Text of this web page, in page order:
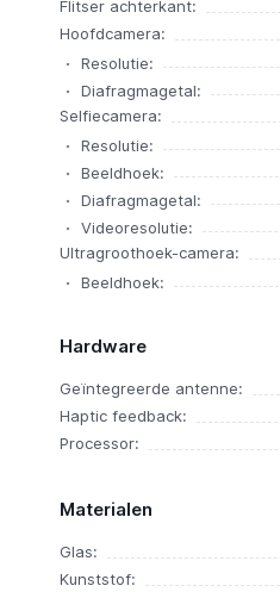
Flitser achterkant:
Hoofdcamera:
Resolutie:
Diafragmagetal:
Selfiecamera:
Resolutie:
Beeldhoek:
Diafragmagetal:
Videoresolutie:
Ultragroothoek-camera:
Beeldhoek:
Hardware
Geïntegreerde antenne:
Haptic feedback:
Processor:
Materialen
Glas:
Kunststof: